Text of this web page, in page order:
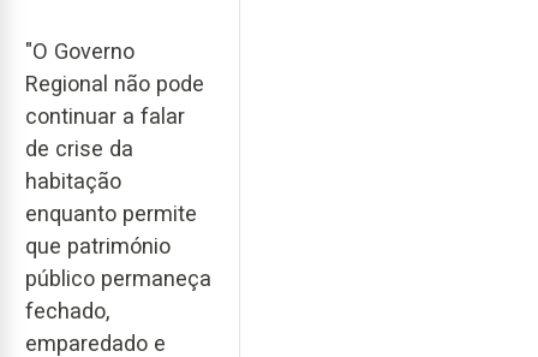
"O Governo
Regional não pode
continuar a falar
de crise da
habitação
enquanto permite
que património
público permaneça
fechado,
emparedado e